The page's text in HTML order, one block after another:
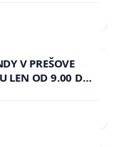
V PREŠOVE
LEN OD 9.00 DO
CIEĽ 8.00 – 18.00
C-AREA NA